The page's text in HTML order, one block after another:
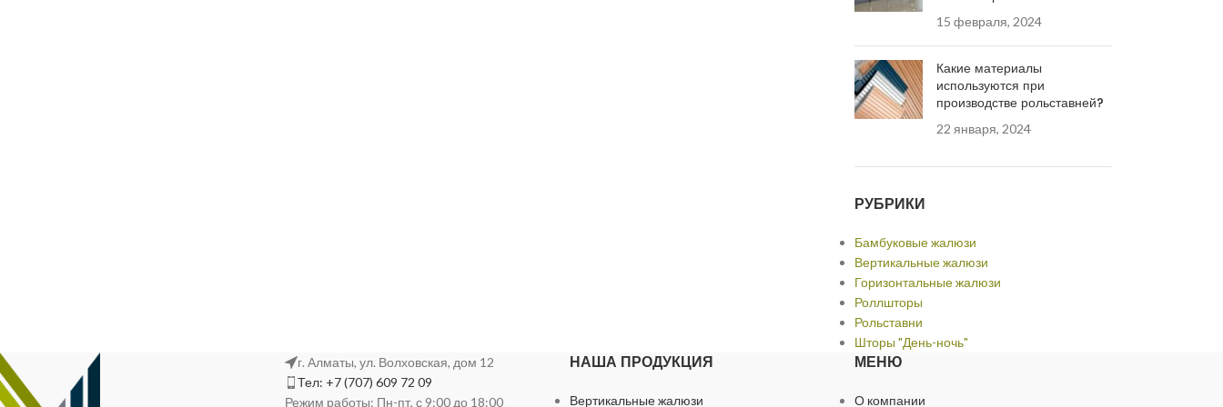
15 февраля, 2024
Какие материалы
используются при
производстве рольставней?
22 января, 2024
РУБРИКИ
Бамбуковые жалюзи
Вертикальные жалюзи
Горизонтальные жалюзи
Роллшторы
Рольставни
Шторы "День-ночь"
г. Алматы, ул. Волховская, дом 12
Тел: +7 (707) 609 72 09
Режим работы: Пн-пт, с 9:00 до 18:00
НАША ПРОДУКЦИЯ
Вертикальные жалюзи
МЕНЮ
О компании